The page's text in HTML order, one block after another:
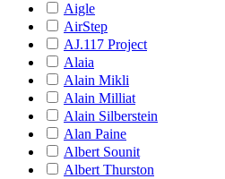
Aigle
AirStep
AJ.117 Project
Alaia
Alain Mikli
Alain Milliat
Alain Silberstein
Alan Paine
Albert Sounit
Albert Thurston